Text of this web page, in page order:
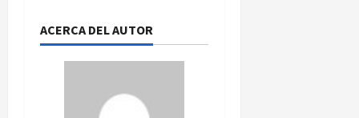
ACERCA DEL AUTOR